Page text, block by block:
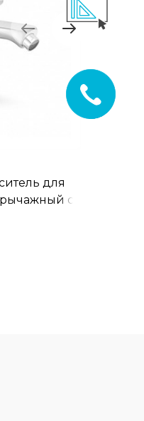
для
с
глянец